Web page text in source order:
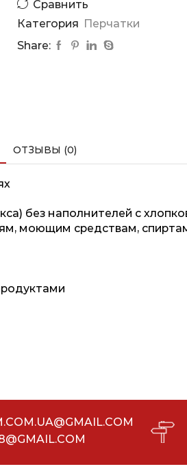
3250
Сравнить
Категория Перчатки
Share:
ОТЗЫВЫ (0)
без наполнителей с
моющим средствам,